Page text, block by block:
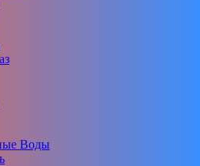
Воды